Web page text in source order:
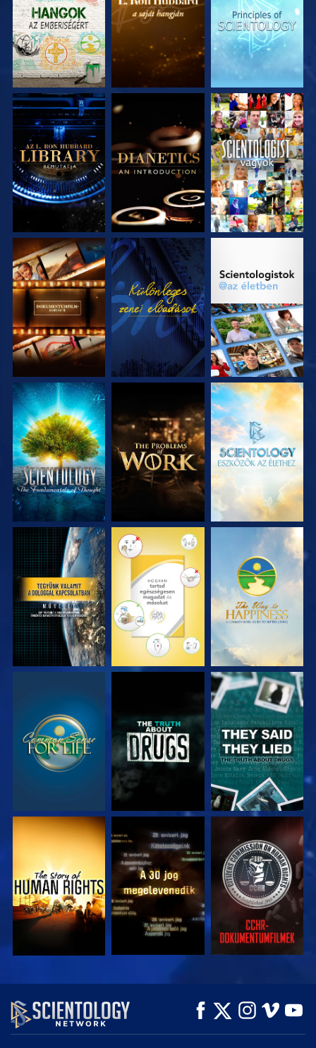
RÉSZEI RÉSZEI RÉSZEI
A SOROZAT
RÉSZEI
A SOROZAT
RÉSZEI
MŰSORNÉZÉS
A SOROZAT
RÉSZEI
MŰSORNÉZÉS
A SOROZAT
A SOROZAT
RÉSZEI
A SOROZAT
RÉSZEI
A SOROZAT
RÉSZEI
MŰSORNÉZÉS MŰSORNÉZÉS MŰSORNÉZÉS
MŰSORNÉZÉS MŰSORNÉZÉS MŰSORNÉZÉS
MŰSORNÉZÉS MŰSORNÉZÉS MŰSORNÉZÉS
MŰSORNÉZÉS MŰSORNÉZÉS
A SOROZAT
RÉSZEI